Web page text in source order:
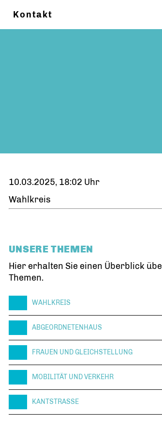
Kontakt
10.03.2025, 18:02 Uhr
Wahlkreis
UNSERE THEMEN
Hier erhalten Sie einen Überblick
Themen.
WAHLKREIS
ABGEORDNETENHAUS
FRAUEN UND GLEICHSTELLUNG
MOBILITÄT UND VERKEHR
KANTSTRASSE